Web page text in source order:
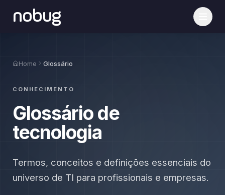
nobug
Home Glossário
CONHECIMENTO
Glossário de
tecnologia
Termos, conceitos e definições essenciais do
universo de TI para profissionais e empresas.